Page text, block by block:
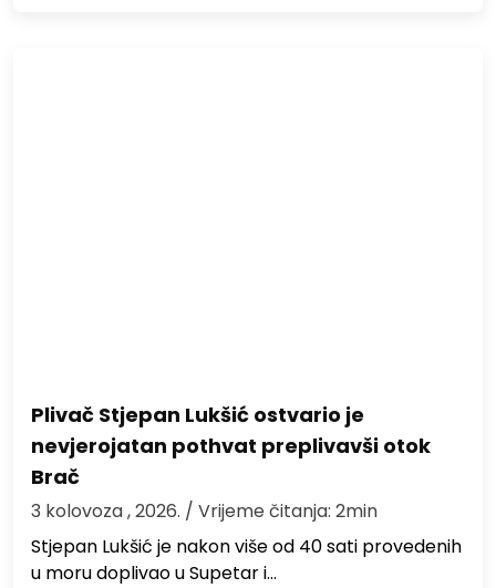
Plivač Stjepan Lukšić ostvario je
nevjerojatan pothvat preplivavši otok
Brač
3 kolovoza , 2026. / Vrijeme čitanja: 2min
St​jepan Lukšić je nakon više od 40 sati provedenih
u moru doplivao u Supetar i…